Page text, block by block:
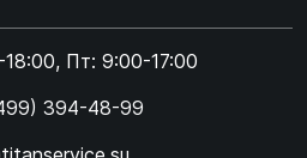
Пт: 9:00-17:00
394-48-99